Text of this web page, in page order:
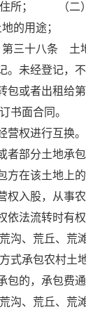
所； （二）
用途； （
八条 土地
记。未经登记
或者出租给
书面合同。
经营权进行
部分土地承
包方在该土地
营权入股，
权依法流转
、荒丘、荒滩
包农村土地
的，承包费
荒丘、荒滩